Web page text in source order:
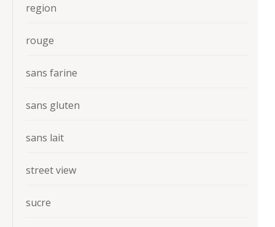
region
rouge
sans farine
sans gluten
sans lait
street view
sucre